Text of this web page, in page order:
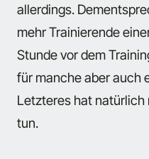
allerdings.
mehr Trainierende
Stunde vor dem
für manche aber auch
Letzteres hat natürlich
tun.